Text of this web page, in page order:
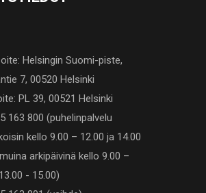
Helsingin Suomi-piste,
7, 00520 Helsinki
PL 39, 00521 Helsinki
163 800 (puhelinpalvelu
kello 9.00 – 12.00 ja 14.00
arkipäivinä kello 9.00 –
- 15.00)